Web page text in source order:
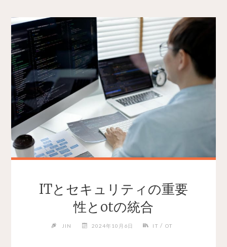
ITとセキュリティの重要
性とotの統合
JIN 2024年10月6日 IT / OT